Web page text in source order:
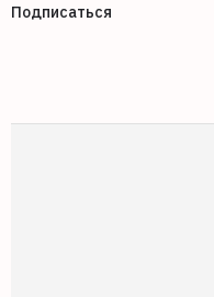
Подписаться